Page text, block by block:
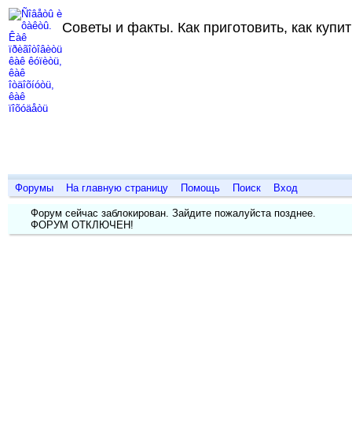
Советы и факты. Как приготовить, как
Форумы На главную страницу Помощь Поиск Вход
Форум сейчас заблокирован. Зайдите пожалуйста позднее.
ФОРУМ ОТКЛЮЧЕН!